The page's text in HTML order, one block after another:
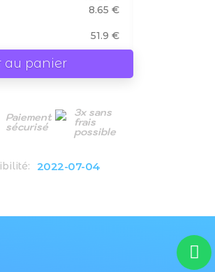
8.65 €
51.9 €
au panier
Paiement
sécurisé
3x sans
frais
possible
2022-07-04